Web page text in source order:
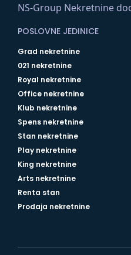
NS-Group Nekretnine
POSLOVNE JEDINICE
Grad nekretnine
021 nekretnine
Royal nekretnine
Office nekretnine
Klub nekretnine
Spens nekretnine
Stan nekretnine
Play nekretnine
King nekretnine
Arts nekretnine
Renta stan
Prodaja nekretnine